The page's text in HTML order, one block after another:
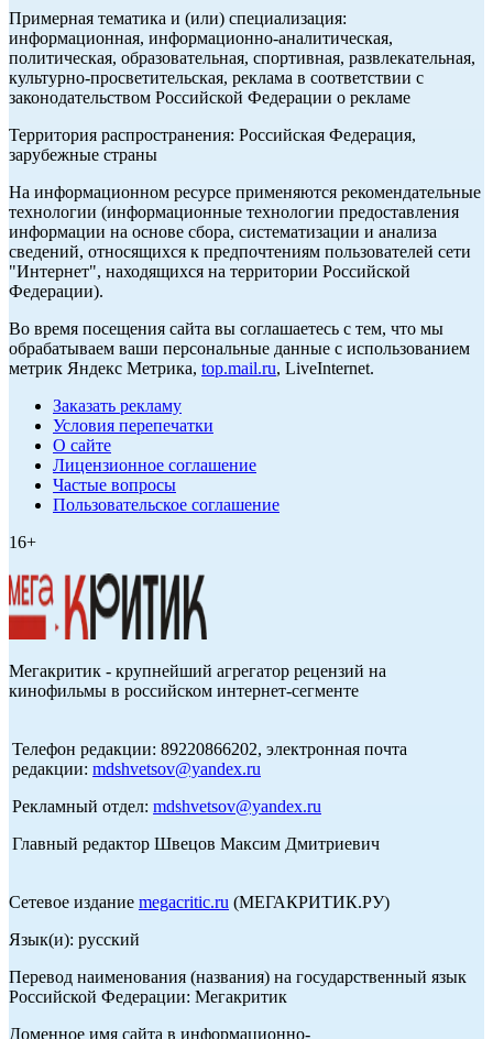
Примерная тематика и (или) специализация:
информационная, информационно-аналитическая,
политическая, образовательная, спортивная, развлекательная,
культурно-просветительская, реклама в соответствии с
законодательством Российской Федерации о рекламе
Территория распространения: Российская Федерация,
зарубежные страны
На информационном ресурсе применяются рекомендательные
технологии (информационные технологии предоставления
информации на основе сбора, систематизации и анализа
сведений, относящихся к предпочтениям пользователей сети
"Интернет", находящихся на территории Российской
Федерации).
Во время посещения сайта вы соглашаетесь с тем, что мы
обрабатываем ваши персональные данные с использованием
метрик Яндекс Метрика, top.mail.ru, LiveInternet.
Заказать рекламу
Условия перепечатки
О сайте
Лицензионное соглашение
Частые вопросы
Пользовательское соглашение
16+
Мегакритик - крупнейший агрегатор рецензий на
кинофильмы в российском интернет-сегменте
Телефон редакции: 89220866202, электронная почта
редакции: mdshvetsov@yandex.ru
Рекламный отдел: mdshvetsov@yandex.ru
Главный редактор Швецов Максим Дмитриевич
Сетевое издание megacritic.ru (МЕГАКРИТИК.РУ)
Язык(и): русский
Перевод наименования (названия) на государственный язык
Российской Федерации: Мегакритик
Доменное имя сайта в информационно-